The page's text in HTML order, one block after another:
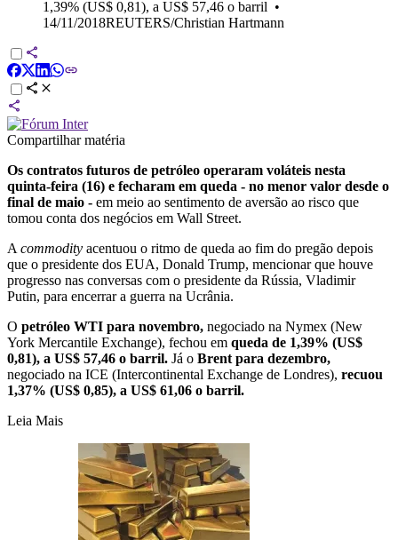
1,39% (US$ 0,81), a US$ 57,46 o barril •
14/11/2018REUTERS/Christian Hartmann
Compartilhar matéria
Os contratos futuros de petróleo operaram voláteis nesta
quinta-feira (16) e fecharam em queda - no menor valor desde o
final de maio - em meio ao sentimento de aversão ao risco que
tomou conta dos negócios em Wall Street.
A commodity acentuou o ritmo de queda ao fim do pregão depois
que o presidente dos EUA, Donald Trump, mencionar que houve
progresso nas conversas com o presidente da Rússia, Vladimir
Putin, para encerrar a guerra na Ucrânia.
O petróleo WTI para novembro, negociado na Nymex (New
York Mercantile Exchange), fechou em queda de 1,39% (US$
0,81), a US$ 57,46 o barril. Já o Brent para dezembro,
negociado na ICE (Intercontinental Exchange de Londres), recuou
1,37% (US$ 0,85), a US$ 61,06 o barril.
Leia Mais